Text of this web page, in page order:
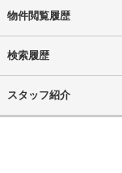
物件閲覧履歴
検索履歴
スタッフ紹介